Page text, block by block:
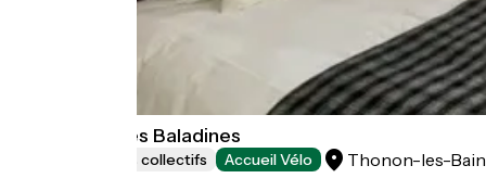
Résidence Les Baladines
Hébergements collectifs Accueil Vélo Thonon-les-